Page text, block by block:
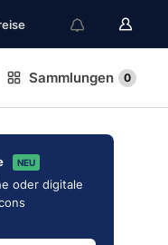
Sammlungen 0
NEU
oder digitale